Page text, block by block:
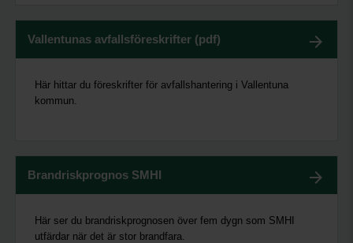
Vallentunas avfallsföreskrifter (pdf)
Här hittar du föreskrifter för avfallshantering i Vallentuna
kommun.
Brandriskprognos SMHI
Här ser du brandriskprognosen över fem dygn som SMHI
utfärdar när det är stor brandfara.